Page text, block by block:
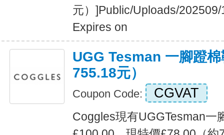
元）]Public/Uploads/
Expires on
UGG Tesman 一腳蹬
755.18元）
Coupon Code: CGVAT
Coggles現有UGGTesman一